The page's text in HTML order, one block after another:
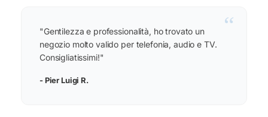
“
"Gentilezza e professionalità, ho trovato un
negozio molto valido per telefonia, audio e TV.
Consigliatissimi!"
- Pier Luigi R.